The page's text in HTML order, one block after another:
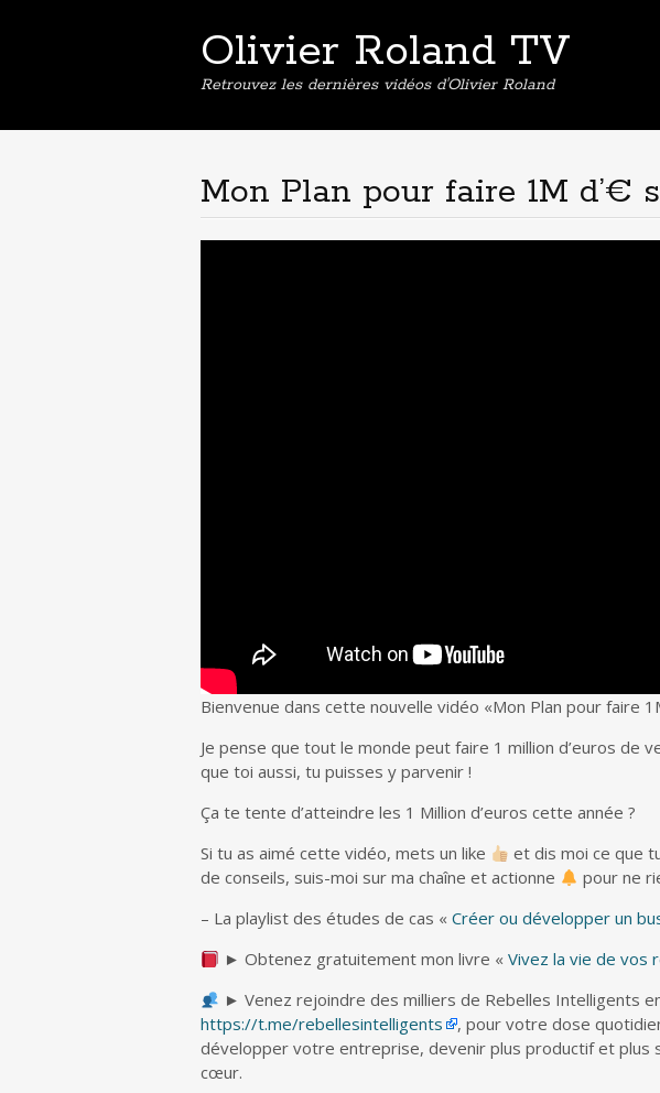
Olivier Roland TV
Retrouvez les dernières vidéos d'Olivier Roland
Mon Plan pour faire 1M d’€
Bienvenue dans cette nouvelle vidéo «Mon Plan pour faire
Je pense que tout le monde peut faire 1 million d’euros de
que toi aussi, tu puisses y parvenir !
Ça te tente d’atteindre les 1 Million d’euros cette année ?
Si tu as aimé cette vidéo, mets un like
et dis moi ce que
de conseils, suis-moi sur ma chaîne et actionne
pour ne
– La playlist des études de cas « Créer ou développer un
► Obtenez gratuitement mon livre «Vivez la vie de vos
► Venez rejoindre des milliers de Rebelles Intelligents
https://t.me/rebellesintelligents
, pour votre dose
développer votre entreprise, devenir plus productif et plus
cœur.